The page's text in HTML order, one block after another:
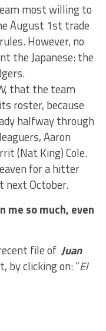
most willing to
August 1st trade
However, no
the Japanese: the
, that the team
roster, because
halfway through
Aaron
(Nat King) Cole.
for a hitter
next October.
me so much, even
file of Juan
by clicking on: “El